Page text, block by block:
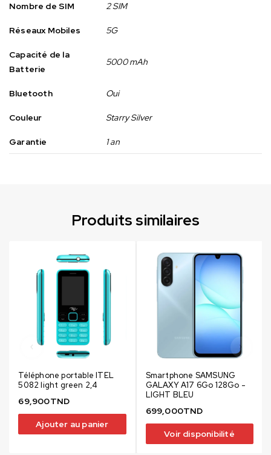
Nombre de SIM 2 SIM
Réseaux Mobiles 5G
Capacité de la
Batterie
5000 mAh
Bluetooth Oui
Couleur Starry Silver
Garantie 1 an
Produits similaires
Téléphone portable ITEL
5082 light green 2,4
69,900TND
Ajouter au panier
Smartphone SAMSUNG
GALAXY A17 6Go 128Go -
LIGHT BLEU
699,000TND
Voir disponibilité